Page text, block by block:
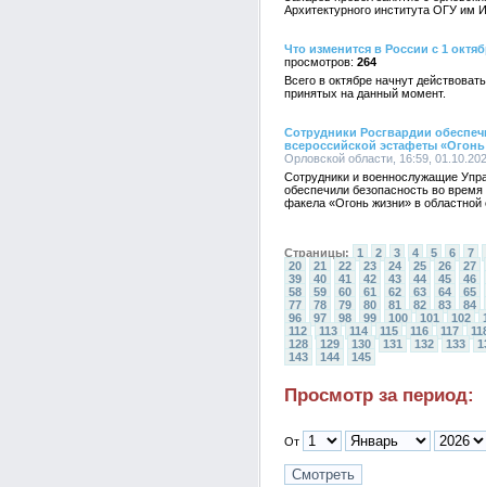
Архитектурного института ОГУ им
Что изменится в России с 1
264
Всего в октябре начнут
принятых на данный момент.
Сотрудники Росгвардии
всероссийской эстафеты
Орловской области, 16:59,
Сотрудники и военнослужащие
обеспечили безопасность во
факела «Огонь жизни» в областной
Страницы: 1 2 3 4 5 6
7
20
21 22 23 24 25 26
27
39
40 41 42 43 44 45
46
58
59 60 61 62 63 64
65
77
78 79 80 81 82 83
84
96
97 98 99 100 101 102
112
113 114 115 116 117
128
129 130 131 132 133
143
144 145
Просмотр за период:
От